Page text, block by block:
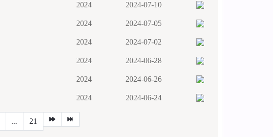
2024 2024-07-10
2024 2024-07-05
2024 2024-07-02
2024 2024-06-28
2024 2024-06-26
2024 2024-06-24
... 21